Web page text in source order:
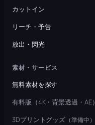
カットイン
リーチ・予告
放出・閃光
素材・サービス
無料素材を探す
有料版（4K・背景透過・AE）
3Dプリントグッズ （準備中）